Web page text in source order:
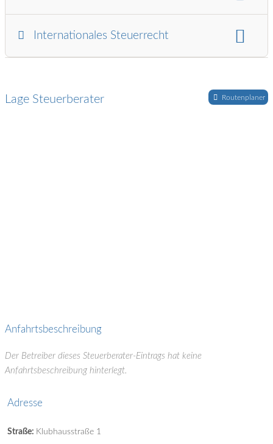
Internationales Steuerrecht
Lage Steuerberater Routenplaner
Anfahrtsbeschreibung
Der Betreiber dieses Steuerberater-Eintrags hat keine
Anfahrtsbeschreibung hinterlegt.
Adresse
Straße: Klubhausstraße 1